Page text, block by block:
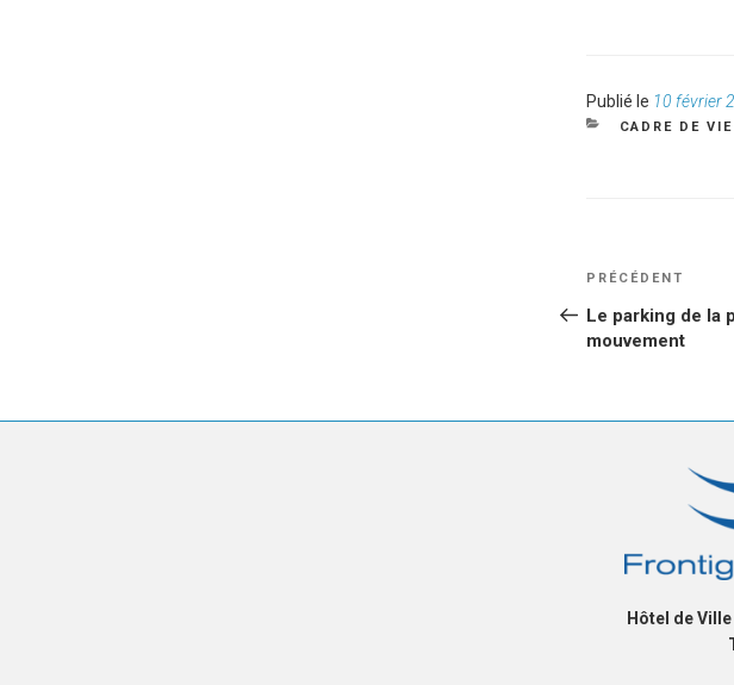
Publié le Publié
le
10 février
CATÉGORIES
CADRE DE VIE
NAVIGATION
DE
L’ARTICLE
Article
PRÉCÉDENT
Le parking de la
mouvement
Hôtel de